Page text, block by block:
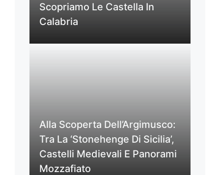
Scopriamo Le Castella In
Calabria
Alla Scoperta Dell’Argimusco:
Tra La ‘Stonehenge Di Sicilia’,
Castelli Medievali E Panorami
Mozzafiato